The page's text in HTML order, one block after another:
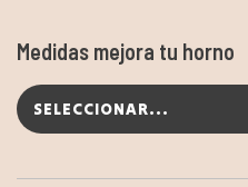
Medidas mejora tu horno
SELECCIONAR...